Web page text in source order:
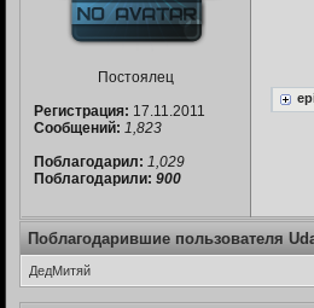
Постоялец
Регистрация: 17.11.2011
Сообщений: 1,823
Поблагодарил: 1,029
Поблагодарили: 900
Поблагодарившие пользователя
ДедМитяй